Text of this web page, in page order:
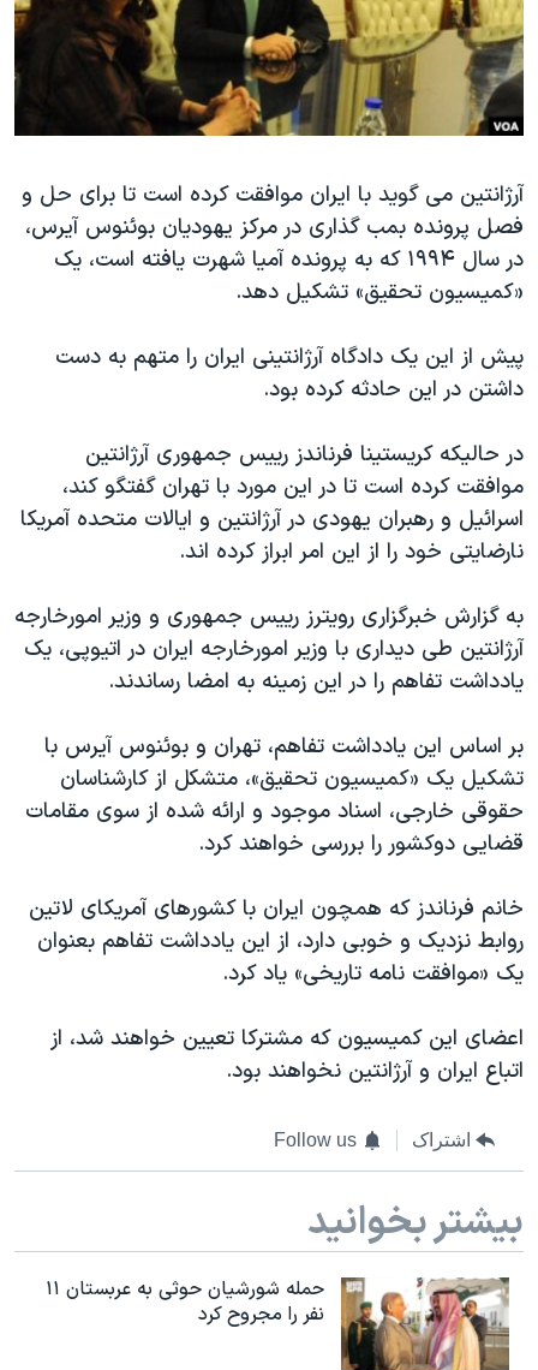
فرهنگ و زندگی
حقوق شهروندی
اقتصادی
اسرائیل در جنگ
گالری عکس
آرشیو پخش زنده
مستندها
انتخابات ریاست جمهوری آمریکا ۲۰۲۴
حمله جمهوری اسلامی به اسرائیل
ورزش زنان در ایران
اعتراضات زن، زندگی، آزادی
مجموعه مستندهای دادخواهی
دادگاه حمید نوری
قانون شفافیت دارائی کادر رهبری ایران
اعتراضات مردمی آبان ۹۸
اسرائیل در جنگ
همایش محافظه‌کاران آمریکا «سی‌پک»
صفحه‌های ویژه
دنبال کنید
زبانهای مختلف
آرژانتین می گوید با ایران موافقت کرده است تا برای حل و
فصل پرونده بمب گذاری در مرکز یهودیان بوئنوس آیرس،
در سال ۱۹۹۴ که به پرونده آمیا شهرت یافته است، یک
«کمیسیون تحقیق» تشکیل دهد.
پیش از این یک دادگاه آرژانتینی ایران را متهم به دست
داشتن در این حادثه کرده بود.
در حالیکه کریستینا فرناندز رییس جمهوری آرژانتین
موافقت کرده است تا در این مورد با تهران گفتگو کند،
اسرائیل و رهبران یهودی در آرژانتین و ایالات متحده آمریکا
نارضایتی خود را از این امر ابراز کرده اند.
به گزارش خبرگزاری رویترز رییس جمهوری و وزیر امورخارجه
آرژانتین طی دیداری با وزیر امورخارجه ایران در اتیوپی، یک
یادداشت تفاهم را در این زمینه به امضا رساندند.
بر اساس این یادداشت تفاهم، تهران و بوئنوس آیرس با
تشکیل یک «کمیسیون تحقیق»، متشکل از کارشناسان
حقوقی خارجی، اسناد موجود و ارائه شده از سوی مقامات
قضایی دوکشور را بررسی خواهند کرد.
خانم فرناندز که همچون ایران با کشورهای آمریکای لاتین
روابط نزدیک و خوبی دارد، از این یادداشت تفاهم بعنوان
یک «موافقت نامه تاریخی» یاد کرد.
اعضای این کمیسیون که مشترکا تعیین خواهند شد، از
اتباع ایران و آرژانتین نخواهند بود.
اشتراک Follow us
بیشتر بخوانید
حمله شورشیان حوثی به عربستان ۱۱
نفر را مجروح کرد